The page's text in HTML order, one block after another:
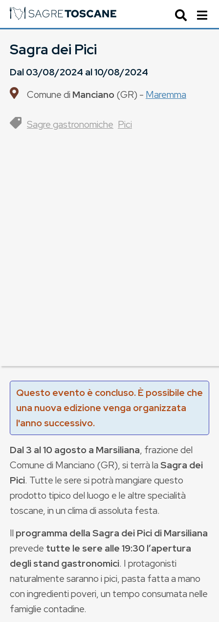
Sagra dei Pici
Dal03/08/2024 al10/08/2024
Comune di Manciano(GR) - Maremma
Sagre gastronomiche Pici
Questo evento è concluso. È possibile che
una nuova edizione venga organizzata
l'anno successivo.
Dal 3 al 10 agosto a Marsiliana, frazione del
Comune di Manciano (GR), si terrà laSagra dei
Pici. Tutte le sere si potrà mangiare questo
prodotto tipico del luogo e le altre specialità
toscane, in un clima di assoluta festa.
Il programma della Sagra dei Pici di Marsiliana
prevede tutte le sere alle 19:30 l’apertura
degli stand gastronomici. I protagonisti
naturalmente saranno i pici, pasta fatta a mano
con ingredienti poveri, un tempo consumata nelle
famiglie contadine.